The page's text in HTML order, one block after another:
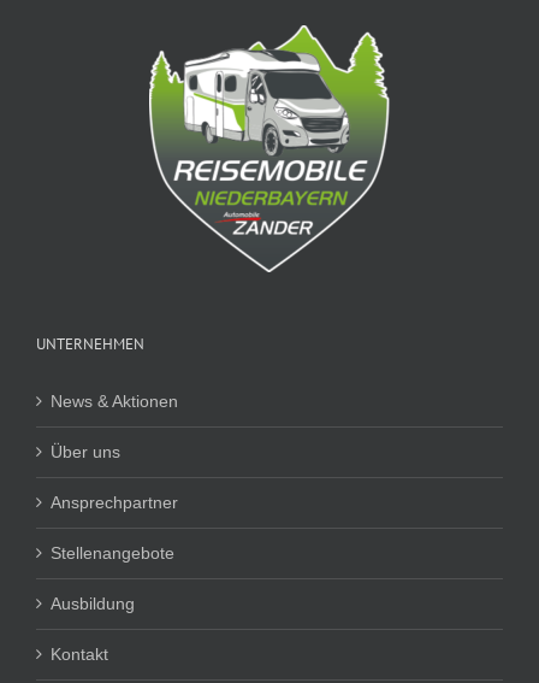
UNTERNEHMEN
News & Aktionen
Über uns
Ansprechpartner
Stellenangebote
Ausbildung
Kontakt